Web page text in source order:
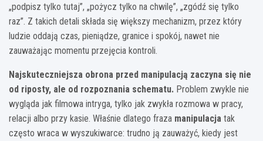
„podpisz tylko tutaj”, „pożycz tylko na chwilę”, „zgódź się tylko
raz”. Z takich detali składa się większy mechanizm, przez który
ludzie oddają czas, pieniądze, granice i spokój, nawet nie
zauważając momentu przejęcia kontroli.
Najskuteczniejsza obrona przed manipulacją zaczyna się nie
od riposty, ale od rozpoznania schematu. Problem zwykle nie
wygląda jak filmowa intryga, tylko jak zwykła rozmowa w pracy,
relacji albo przy kasie. Właśnie dlatego fraza manipulacja tak
często wraca w wyszukiwarce: trudno ją zauważyć, kiedy jest